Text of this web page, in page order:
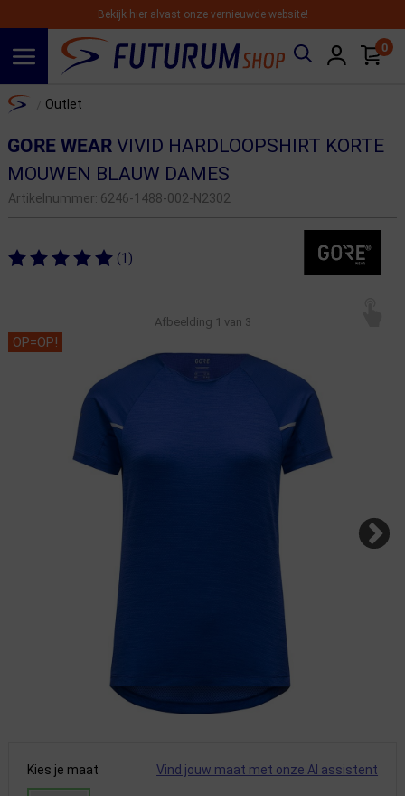
Bekijk hier alvast onze vernieuwde website!
0
Home Outlet
GORE WEARVIVID HARDLOOPSHIRT KORTE
MOUWEN BLAUW DAMES
Artikelnummer: 6246-1488-002-N2302
(1)
Afbeelding 1 van 3
OP=OP!
Kies je maat Vind jouw maat met onze AI assistent